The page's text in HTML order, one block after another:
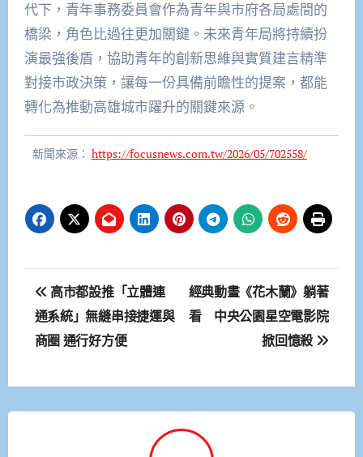
代下，青年事務委員會作為青年與市府各局處間的
橋梁，角色比過往更加關鍵。未來青年局將持續扮
演最強後盾，協助青年的創新思維與實質建言精準
對接市政決策，讓每一份具備前瞻性的提案，都能
轉化為推動高雄城市躍升的關鍵來源。
新聞來源： https://focusnews.com.tw/2026/05/702558/
文
章
導
覽
高市都設推「立體連
通系統」無縫串接捷運與
商圈 通行好方便
經典動畫《花木蘭》躺著
看 中央公園星空電影院
掀回憶殺